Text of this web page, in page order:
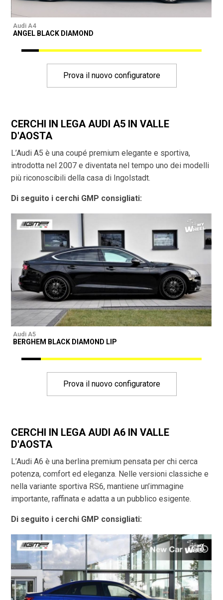
Audi A4
ANGEL BLACK DIAMOND
Prova il nuovo configuratore
CERCHI IN LEGA AUDI A5 IN VALLE
D'AOSTA
L’Audi A5 è una coupé premium elegante e sportiva,
introdotta nel 2007 e diventata nel tempo uno dei modelli
più riconoscibili della casa di Ingolstadt.
Di seguito i cerchi GMP consigliati:
Audi A5
BERGHEM BLACK DIAMOND LIP
Prova il nuovo configuratore
CERCHI IN LEGA AUDI A6 IN VALLE
D'AOSTA
L’Audi A6 è una berlina premium pensata per chi cerca
potenza, comfort ed eleganza. Nelle versioni classiche e
nella variante sportiva RS6, mantiene un’immagine
importante, raffinata e adatta a un pubblico esigente.
Di seguito i cerchi GMP consigliati: